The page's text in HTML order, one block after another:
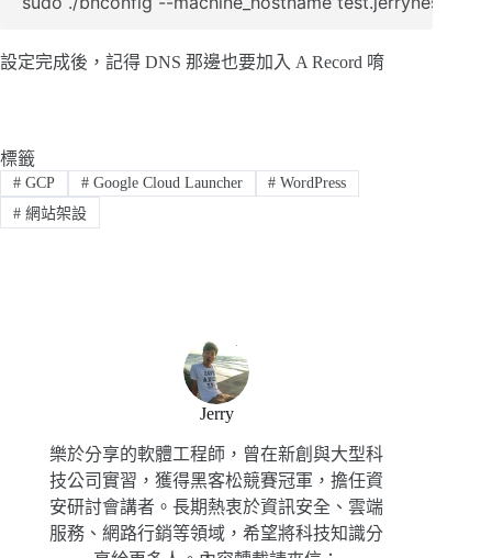
設定完成後，記得 DNS 那邊也要加入 A Record 唷
標籤
#GCP #Google Cloud Launcher # WordPress
#網站架設
Jerry
樂於分享的軟體工程師，曾在新創與大型科
技公司實習，獲得黑客松競賽冠軍，擔任資
安研討會講者。長期熱衷於資訊安全、雲端
服務、網路行銷等領域，希望將科技知識分